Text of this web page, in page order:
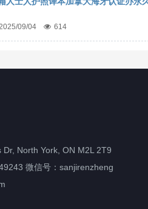
09/04 614
Dr, North York, ON M2L 2T9
微信号：sanjirenzheng